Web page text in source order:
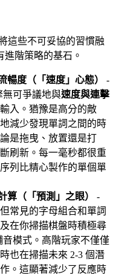
這些不可妥協的習慣融
進階策略的基石。
暢度（「速度」心態）
-
無可爭議地與速度與連擊
入。猶豫是高分的敵
減少發現單詞之間的時
是拖曳、放置還是打
刷新。每一毫秒都很重
列比精心製作的單個單
算（「預測」之眼）
-
常見的字母組合和單詞
在你掃描棋盤時積極尋
模式。高階玩家不僅僅
也在掃描未來 2-3 個潛
。這顯著減少了反應時